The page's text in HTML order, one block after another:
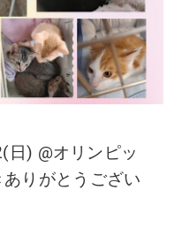
) @オリンピッ
りがとうござい